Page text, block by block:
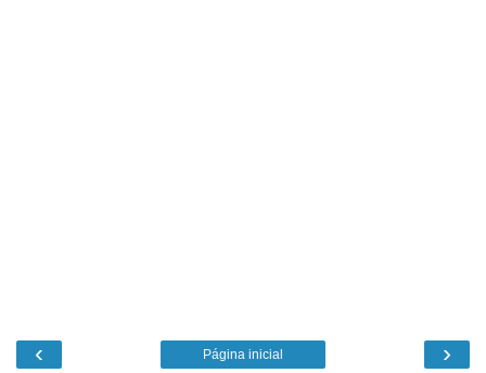
‹ ›
Página inicial